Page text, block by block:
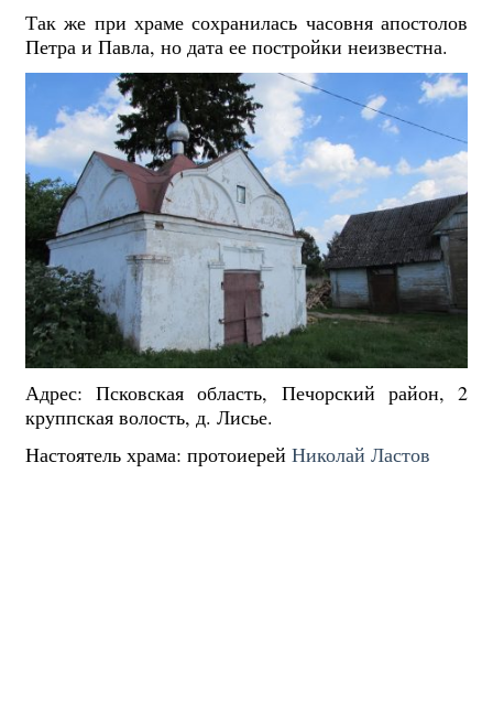
Так же при храме сохранилась часовня апостолов
Петра и Павла, но дата ее постройки неизвестна.
Адрес: Псковская область, Печорский район, 2
круппская волость, д. Лисье.
Настоятель храма: протоиерей Николай Ластов